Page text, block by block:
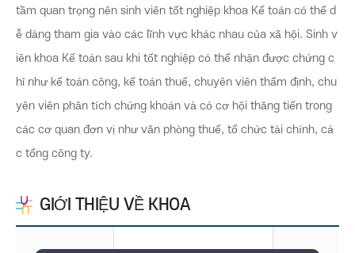
tầm quan trọng nên sinh viên tốt nghiệp khoa Kế toán có thể d
ễ dàng tham gia vào các lĩnh vực khác nhau của xã hội. Sinh v
iên khoa Kế toán sau khi tốt nghiệp có thể nhận được chứng c
hỉ như kế toán công, kế toán thuế, chuyên viên thẩm định, chu
yên viên phân tích chứng khoán và có cơ hội thăng tiến trong
các cơ quan đơn vị như văn phòng thuế, tổ chức tài chính, cá
c tổng công ty.
GIỚI THIỆU VỀ KHOA